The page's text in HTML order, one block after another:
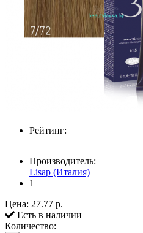
Рейтинг:
Производитель:
Lisap (Италия)
1
Цена: 27.77 р.
Есть в наличии
Количество: